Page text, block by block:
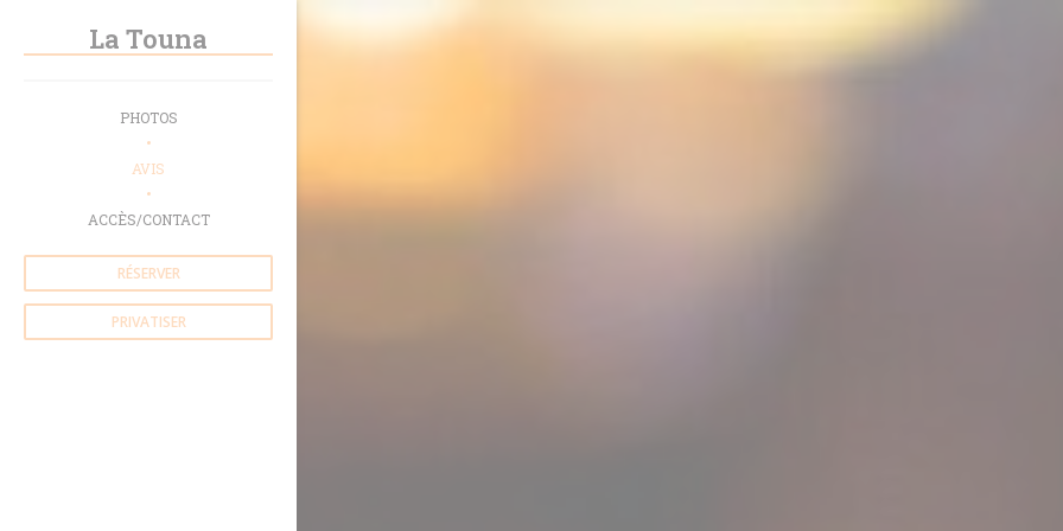
La Touna
PHOTOS
AVIS
ACCÈS/CONTACT
RÉSERVER
PRIVATISER